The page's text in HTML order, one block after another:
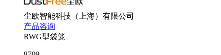
尘欧智能科技（上海）有限公司
产品咨询
RWG型袋笼